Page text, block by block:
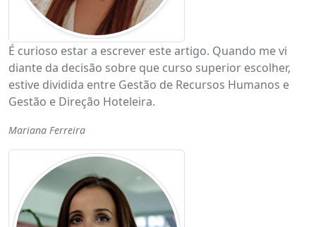
É curioso estar a escrever este artigo. Quando me vi
diante da decisão sobre que curso superior escolher,
estive dividida entre Gestão de Recursos Humanos e
Gestão e Direção Hoteleira.
Mariana Ferreira